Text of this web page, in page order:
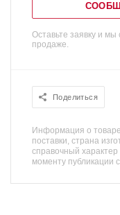
Оставьте заявку и мы
продаже.
Поделиться
Информация о
поставки, страна
справочный
моменту публикации